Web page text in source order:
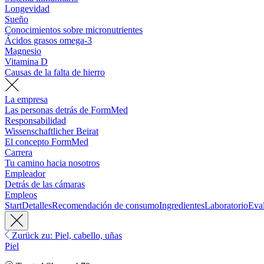
Longevidad
Sueño
Conocimientos sobre micronutrientes
Ácidos grasos omega-3
Magnesio
Vitamina D
Causas de la falta de hierro
La empresa
Las personas detrás de FormMed
Responsabilidad
Wissenschaftlicher Beirat
El concepto FormMed
Carrera
Tu camino hacia nosotros
Empleador
Detrás de las cámaras
Empleos
StartDetallesRecomendación de consumoIngredientesLaboratorio
Zurück zu: Piel, cabello, uñas
Piel